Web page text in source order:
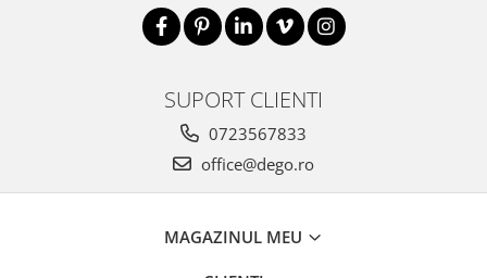
SUPORT CLIENTI
0723567833
office@dego.ro
MAGAZINUL MEU